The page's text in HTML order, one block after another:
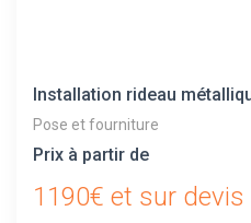
Installation rideau
Pose et fourniture
Prix à partir de
1190€ et sur devis